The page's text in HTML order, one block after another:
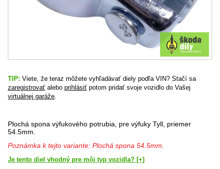
TIP: Viete, že teraz môžete vyhľadávať diely podľa VIN? Stačí sa
zaregistrovať alebo prihlásiť potom pridať svoje vozidlo do Vašej
virtuálnej garáže
Plochá spona výfukového potrubia, pre výfuky Tyll, priemer
54.5mm.
Poznámka k tejto variante: Plochá spona 54.5mm.
Je tento diel vhodný pre môj typ vozidla? [+]